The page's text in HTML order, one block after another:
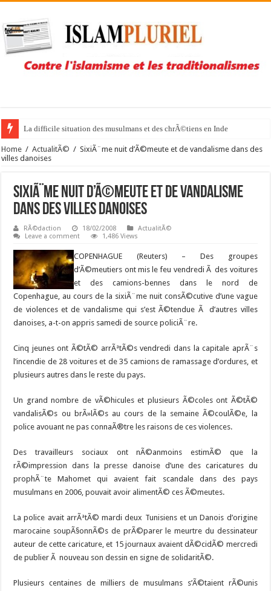
La difficile situation des musulmans et des chrÃ©tiens en Inde
Home / ActualitÃ© / SixiÃ¨me nuit d’Ã©meute et de vandalisme dans des
villes danoises
SixiÃ¨me nuit d’Ã©meute et de vandalisme
dans des villes danoises
RÃ©daction 18/02/2008
ActualitÃ©
Leave a comment
1,486 Views
COPENHAGUE (Reuters) – Des groupes
d’Ã©meutiers ont mis le feu vendredi Ã des voitures
et des camions-bennes dans le nord de
Copenhague, au cours de la sixiÃ¨me nuit consÃ©cutive d’une vague
de violences et de vandalisme qui s’est Ã©tendue Ã d’autres villes
danoises, a-t-on appris samedi de source policiÃ¨re.
Cinq jeunes ont Ã©tÃ© arrÃªtÃ©s vendredi dans la capitale aprÃ¨s
l’incendie de 28 voitures et de 35 camions de ramassage d’ordures, et
plusieurs autres dans le reste du pays.
Un grand nombre de vÃ©hicules et plusieurs Ã©coles ont Ã©tÃ©
vandalisÃ©s ou brÃ»lÃ©s au cours de la semaine Ã©coulÃ©e, la
police avouant ne pas connaÃ®tre les raisons de ces violences.
Des travailleurs sociaux ont nÃ©anmoins estimÃ© que la
rÃ©impression dans la presse danoise d’une des caricatures du
prophÃ¨te Mahomet qui avaient fait scandale dans des pays
musulmans en 2006, pouvait avoir alimentÃ© ces Ã©meutes.
La police avait arrÃªtÃ© mardi deux Tunisiens et un Danois d’origine
marocaine soupÃ§onnÃ©s de prÃ©parer le meurtre du dessinateur
auteur de cette caricature, et 15 journaux avaient dÃ©cidÃ© mercredi
de publier Ã nouveau son dessin en signe de solidaritÃ©.
Plusieurs centaines de milliers de musulmans s’Ã©taient rÃ©unis